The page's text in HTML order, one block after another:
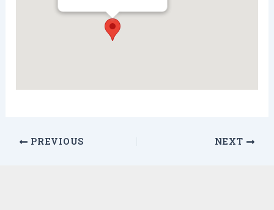
PREVIOUS NEXT